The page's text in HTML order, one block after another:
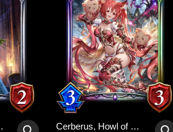
Cerberus, Howl of Hades